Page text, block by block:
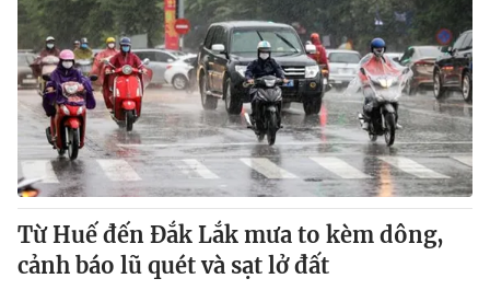
Từ Huế đến Đắk Lắk mưa to kèm dông,
cảnh báo lũ quét và sạt lở đất